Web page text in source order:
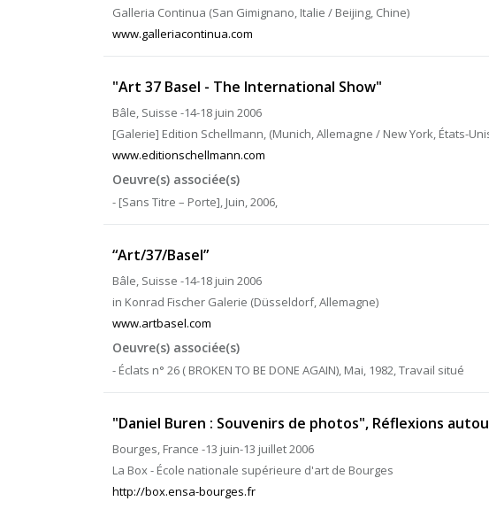
Galleria Continua (San Gimignano, Italie / Beijing, Chine)
www.galleriacontinua.com
"Art 37 Basel - The International Show"
Bâle, Suisse -14-18 juin 2006
[Galerie] Edition Schellmann, (Munich, Allemagne / New York, États-
www.editionschellmann.com
Oeuvre(s) associée(s)
- [Sans Titre – Porte], Juin, 2006,
“Art/37/Basel”
Bâle, Suisse -14-18 juin 2006
in Konrad Fischer Galerie (Düsseldorf, Allemagne)
www.artbasel.com
Oeuvre(s) associée(s)
- Éclats n° 26 ( BROKEN TO BE DONE AGAIN), Mai, 1982, Travail situé
"Daniel Buren : Souvenirs de photos", Réflexions
Bourges, France -13 juin-13 juillet 2006
La Box - École nationale supérieure d'art de Bourges
http://box.ensa-bourges.fr